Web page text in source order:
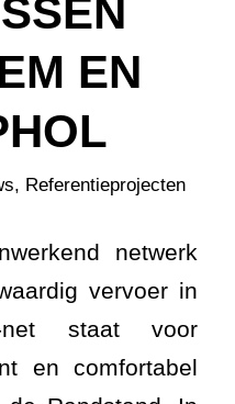
EN
, Referentieprojecten
netwerk
vervoer in
staat voor
en comfortabel